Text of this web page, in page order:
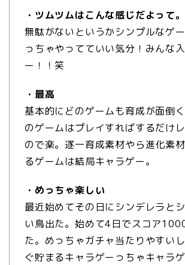
・ツムツムはこんな感じだよって。
無駄がないというかシンプルなゲ
っちゃやってていい気分！みんな
ー！！笑
・最高
基本的にどのゲームも育成が面倒
のゲームはプレイすればするだけ
ので楽。逐一育成素材やら進化素
るゲームは結局キャラゲー。
・めっちゃ楽しい
最近始めてその日にシンデレラと
い鳥出た。始めて4日でスコア
た。めっちゃガチャ当たりやすい
ぐ貯まるキャラゲーっちゃキャラ